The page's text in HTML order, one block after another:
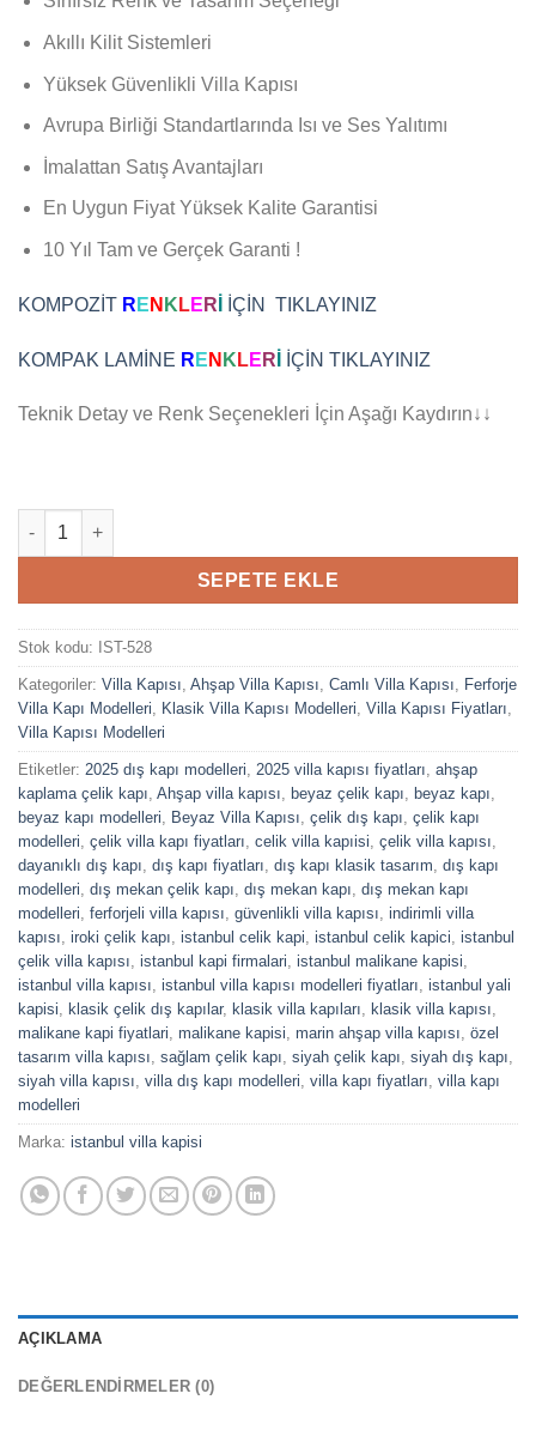
Akıllı Kilit Sistemleri
Yüksek Güvenlikli Villa Kapısı
Avrupa Birliği Standartlarında Isı ve Ses Yalıtımı
İmalattan Satış Avantajları
En Uygun Fiyat Yüksek Kalite Garantisi
10 Yıl Tam ve Gerçek Garanti !
KOMPOZİT R E N K LE R İÇİN TIKLAYINIZ
KOMPAK LAMİNE R E N K LE R İÇİN TIKLAYINIZ
Teknik Detay ve Renk Seçenekleri İçin Aşağı Kaydırın↓↓
Ahşap Villa Kapısı Electra adet
SEPETE EKLE
Stok kodu: IST-528
Kategoriler: Villa Kapısı Ahşap Villa Kapısı Camlı Villa Kapısı
Ferforje
Villa Kapı Modelleri
Klasik Villa Kapısı Modelleri Villa Kapısı Fiyatları
Villa Kapısı Modelleri
Etiketler: 2025 dış kapı modelleri 2025 villa kapısı fiyatları ahşap
kaplama çelik kapı Ahşap villa kapısı beyaz çelik kapı beyaz kapı
beyaz kapı modelleri
Beyaz Villa Kapısı çelik dış kapı çelik kapı
modelleri çelik villa kapı fiyatları celik villa kapıisi çelik villa kapısı
dayanıklı dış kapı dış kapı fiyatları dış kapı klasik tasarım dış kapı
modelleri dış mekan çelik kapı dış mekan kapı dış mekan kapı
modelleri ferforjeli villa kapısı güvenlikli villa kapısı indirimli villa
kapısı iroki çelik kapı istanbul celik kapi istanbul celik kapici istanbul
çelik villa kapısı istanbul kapi firmalari istanbul malikane kapisi
istanbul villa kapısı istanbul villa kapısı modelleri fiyatları istanbul yali
kapisi
klasik çelik dış kapılar, klasik villa kapıları klasik villa kapısı
malikane kapi fiyatlari malikane kapisi marin ahşap villa kapısı özel
tasarım villa kapısı sağlam çelik kapı siyah çelik kapı siyah dış kapı
siyah villa kapısı villa dış kapı modelleri villa kapı fiyatları villa kapı
modelleri
Marka: istanbul villa kapisi
AÇIKLAMA
DEĞERLENDIRMELER (0)